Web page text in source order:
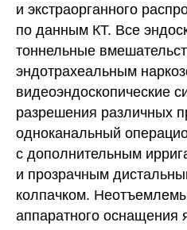
и экстраорганного
по данным КТ. Все
тоннельные
эндотрахеальным
видеоэндоскопические
разрешения различных
одноканальный
с дополнительным
и прозрачным
колпачком.
аппаратного оснащения